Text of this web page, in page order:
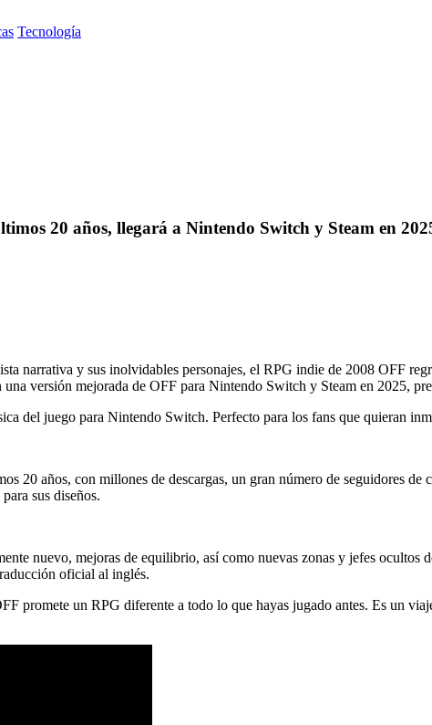
Tecnología
20 años, llegará a Nintendo Switch y Steam en
narrativa y sus inolvidables personajes, el RPG indie de 2008 OFF
versión mejorada de OFF para Nintendo Switch y Steam en 2025,
del juego para Nintendo Switch. Perfecto para los fans que quieran
20 años, con millones de descargas, un gran número de seguidores
sus diseños.
nuevo, mejoras de equilibrio, así como nuevas zonas y jefes
oficial al inglés.
promete un RPG diferente a todo lo que hayas jugado antes. Es un